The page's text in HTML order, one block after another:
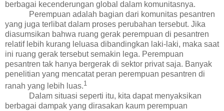
berbagai kecenderungan global dalam komunitasnya.
Perempuan adalah bagian dari komunitas pesantren
yang juga terlibat dalam proses perubahan tersebut. Jika
diasumsikan bahwa ruang gerak perempuan di pesantren
relatif lebih kurang leluasa dibandingkan laki-laki, maka saat
ini ruang gerak tersebut semakin lega. Perempuan
pesantren tak hanya bergerak di sektor privat saja. Banyak
penelitian yang mencatat peran perempuan pesantren di
ranah yang lebih luas.1
Dalam situasi seperti itu, kita dapat menyaksikan
berbagai dampak yang dirasakan kaum perempuan